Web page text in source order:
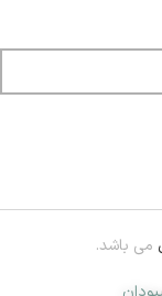
می باشد.